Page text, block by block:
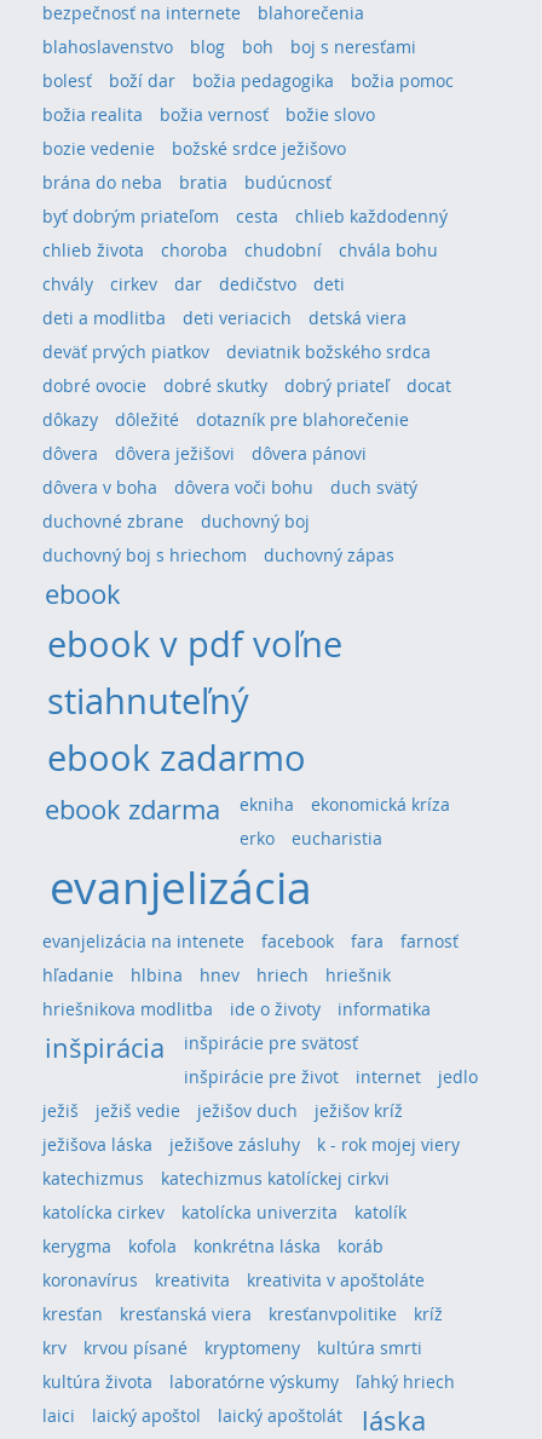
bezpečnosť na internete
blahorečenia
blahoslavenstvo
blog boh
boj s neresťami
bolesť
boží dar božia pedagogika
božia pomoc
božia realita
božia vernosť
božie slovo
bozie vedenie
božské srdce ježišovo
brána do neba
bratia
budúcnosť
byť dobrým priateľom
cesta
chlieb každodenný
chlieb života
choroba chudobní
chvála bohu
chvály
cirkev dar dedičstvo
deti
deti a modlitba
deti veriacich
detská viera
deväť prvých piatkov
deviatnik božského srdca
dobré ovocie
dobré skutky dobrý priateľ
docat
dôkazy
dôležité
dotazník pre blahorečenie
dôvera
dôvera ježišovi
dôvera pánovi
dôvera v boha
dôvera voči bohu
duch svätý
duchovné zbrane
duchovný boj
duchovný boj s hriechom
duchovný zápas
ebook
ebook v pdf voľne
stiahnuteľný
ebook zadarmo
ebook zdarma ekniha
ekonomická kríza
erko
eucharistia
evanjelizácia
evanjelizácia na intenete facebook fara
farnosť
hľadanie
hlbina hnev hriech
hriešnik
hriešnikova modlitba
ide o životy informatika
inšpirácia
inšpirácie pre svätosť
inšpirácie pre život
internet
jedlo
ježiš
ježiš vedie ježišov duch
ježišov kríž
ježišova láska
ježišove zásluhy
k - rok mojej viery
katechizmus
katechizmus katolíckej cirkvi
katolícka cirkev
katolícka univerzita
katolík
kerygma
kofola konkrétna láska
koráb
koronavírus
kreativita
kreativita v apoštoláte
kresťan
kresťanská viera kresťanvpolitike
kríž
krv
krvou písané kryptomeny
kultúra smrti
kultúra života
laboratórne výskumy
ľahký hriech
laici
laický apoštol laický apoštolát láska